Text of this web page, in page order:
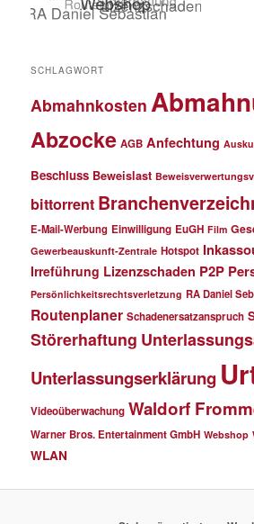
SCHLAGWORT
Abmahnkosten
Abzocke AGB Anfechtung
Beschluss Beweislast
bittorrent
E-Mail-Werbung Einwilligung EuGH Film
Gewerbeauskunft-Zentrale Hotspot
Irreführung Lizenzschaden P2P
Persönlichkeitsrechtsverletzung RA Daniel
Routenplaner Schadenersatzanspruch
Störerhaftung
Unterlassungserklärung
Videoüberwachung Waldorf
Warner Bros. Entertainment GmbH Webshop
WLAN